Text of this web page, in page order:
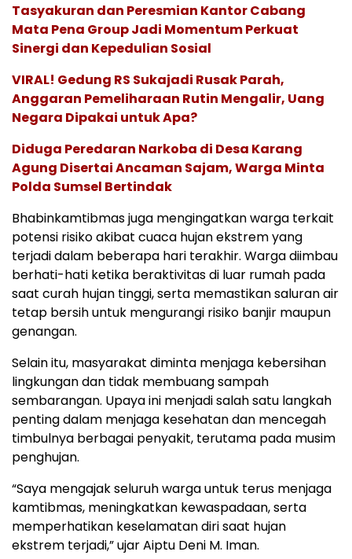
Tasyakuran dan Peresmian Kantor Cabang
Mata Pena Group Jadi Momentum Perkuat
Sinergi dan Kepedulian Sosial
VIRAL! Gedung RS Sukajadi Rusak Parah,
Anggaran Pemeliharaan Rutin Mengalir, Uang
Negara Dipakai untuk Apa?
Diduga Peredaran Narkoba di Desa Karang
Agung Disertai Ancaman Sajam, Warga Minta
Polda Sumsel Bertindak
Bhabinkamtibmas juga mengingatkan warga terkait
potensi risiko akibat cuaca hujan ekstrem yang
terjadi dalam beberapa hari terakhir. Warga diimbau
berhati-hati ketika beraktivitas di luar rumah pada
saat curah hujan tinggi, serta memastikan saluran air
tetap bersih untuk mengurangi risiko banjir maupun
genangan.
Selain itu, masyarakat diminta menjaga kebersihan
lingkungan dan tidak membuang sampah
sembarangan. Upaya ini menjadi salah satu langkah
penting dalam menjaga kesehatan dan mencegah
timbulnya berbagai penyakit, terutama pada musim
penghujan.
“Saya mengajak seluruh warga untuk terus menjaga
kamtibmas, meningkatkan kewaspadaan, serta
memperhatikan keselamatan diri saat hujan
ekstrem terjadi,” ujar Aiptu Deni M. Iman.